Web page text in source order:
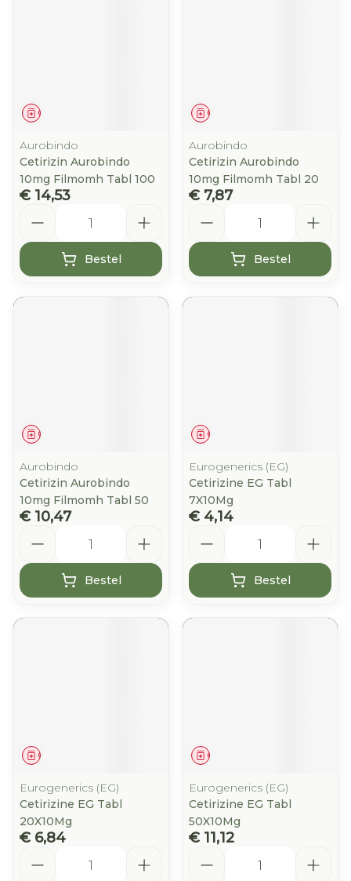
Geneesmiddel
Aurobindo
Cetirizin Aurobindo
10mg Filmomh Tabl 100
€ 14,53
Bestel
Geneesmiddel
Aurobindo
Cetirizin Aurobindo
10mg Filmomh Tabl 20
€ 7,87
Bestel
Geneesmiddel
Aurobindo
Cetirizin Aurobindo
10mg Filmomh Tabl 50
€ 10,47
Bestel
Geneesmiddel
Eurogenerics (EG)
Cetirizine EG Tabl
7X10Mg
€ 4,14
Bestel
Geneesmiddel
Eurogenerics (EG)
Cetirizine EG Tabl
20X10Mg
€ 6,84
Geneesmiddel
Eurogenerics (EG)
Cetirizine EG Tabl
50X10Mg
€ 11,12